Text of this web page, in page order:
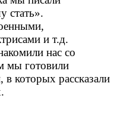
стать».
и т.д.
нас со
мы готовили
которых рассказали